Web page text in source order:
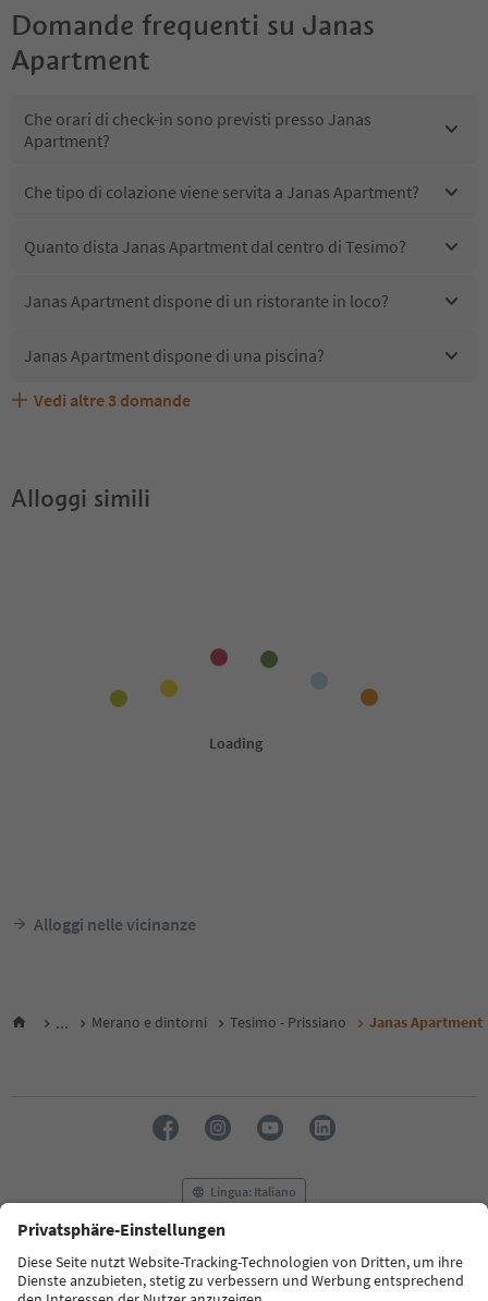
Domande frequenti su Janas
Apartment
Che orari di check-in sono previsti presso Janas
Apartment?
Che tipo di colazione viene servita a Janas Apartment?
Quanto dista Janas Apartment dal centro di Tesimo?
Janas Apartment dispone di un ristorante in loco?
Janas Apartment dispone di una piscina?
Janas Apartment accetta animali domestici?
Quali servizi/attività sono disponibili presso Janas
Gli ospiti di Janas Apartment ricevono l'Alto Adige Guest
Vedi altre 3 domande
Alloggi simili
Alloggi nelle vicinanze
... Merano e dintorni Tesimo - Prissiano Janas Apartment
Lingua: Italiano
FAQ Contatti Press MICE
Privacy Policy
Termini e condizioni
Crediti Cookie Policy